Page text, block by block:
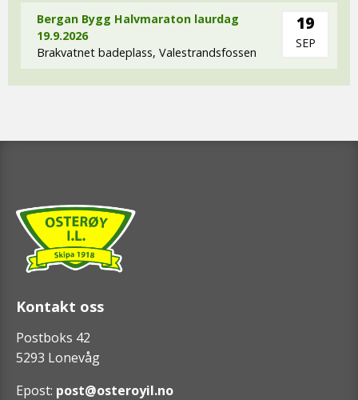
Bergan Bygg Halvmaraton laurdag
19.9.2026
Brakvatnet badeplass, Valestrandsfossen
19
SEP
Kontakt oss
Postboks 42
5293 Lonevåg
Epost: post@osteroyil.no